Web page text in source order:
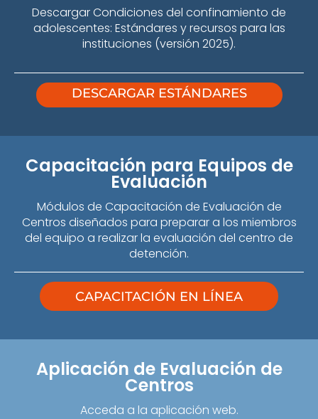
Descargar Condiciones del confinamiento de
adolescentes: Estándares y recursos para las
instituciones (versión 2025).
DESCARGAR ESTÁNDARES
Capacitación para Equipos de
Evaluación
Módulos de Capacitación de Evaluación de
Centros diseñados para preparar a los miembros
del equipo a realizar la evaluación del centro de
detención.
CAPACITACIÓN EN LÍNEA
Aplicación de Evaluación de
Centros
Acceda a la aplicación web.